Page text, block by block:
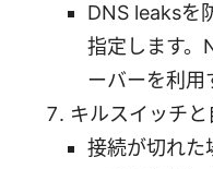
DNS leaksを
指定します。
ーバーを利用
キルスイッチ
接続が切れた